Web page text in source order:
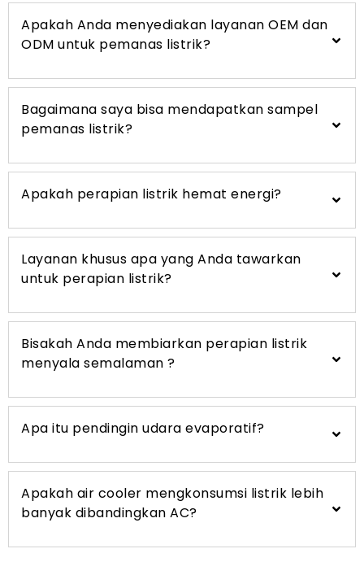
Apakah Anda menyediakan layanan OEM dan
ODM untuk pemanas listrik?
Bagaimana saya bisa mendapatkan sampel
pemanas listrik?
Apakah perapian listrik hemat energi?
Layanan khusus apa yang Anda tawarkan
untuk perapian listrik?
Bisakah Anda membiarkan perapian listrik
menyala semalaman ?
Apa itu pendingin udara evaporatif?
Apakah air cooler mengkonsumsi listrik lebih
banyak dibandingkan AC?